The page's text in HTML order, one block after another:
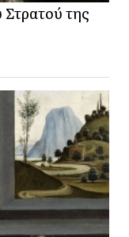
Στρατού της